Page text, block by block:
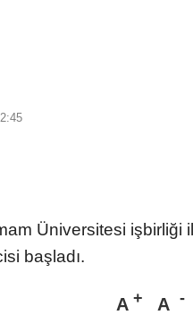
Üniversitesi işbirliği
başladı.
A A